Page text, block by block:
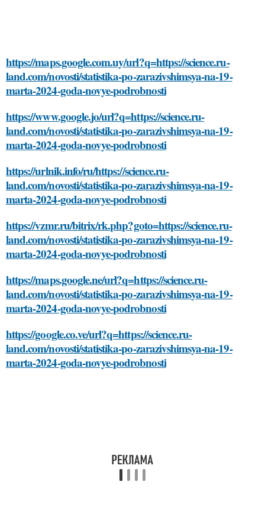
https://maps.google.com.uy/url?q=https://science.ru-
land.com/novosti/statistika-po-zarazivshimsya-na-19-
marta-2024-goda-novye-podrobnosti
https://www.google.jo/url?q=https://science.ru-
land.com/novosti/statistika-po-zarazivshimsya-na-19-
marta-2024-goda-novye-podrobnosti
https://urlnik.info/ru/https://science.ru-
land.com/novosti/statistika-po-zarazivshimsya-na-19-
marta-2024-goda-novye-podrobnosti
https://vzmr.ru/bitrix/rk.php?goto=https://science.ru-
land.com/novosti/statistika-po-zarazivshimsya-na-19-
marta-2024-goda-novye-podrobnosti
https://maps.google.ne/url?q=https://science.ru-
land.com/novosti/statistika-po-zarazivshimsya-na-19-
marta-2024-goda-novye-podrobnosti
https://google.co.ve/url?q=https://science.ru-
land.com/novosti/statistika-po-zarazivshimsya-na-19-
marta-2024-goda-novye-podrobnosti